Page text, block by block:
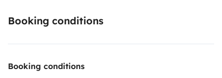
Booking conditions
Booking conditions